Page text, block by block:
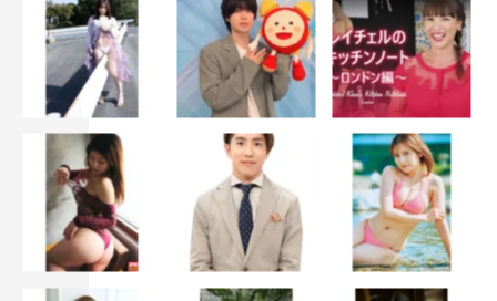
松下奈緒、藤木直人、勝俣州和
＜歴代出演者＞
1993年4月～
草野仁、向井亜紀、田中義剛
1995年4月～
草野仁、向井亜紀、田中義剛、竹内都子
中継…松尾伴内
1997年4月～